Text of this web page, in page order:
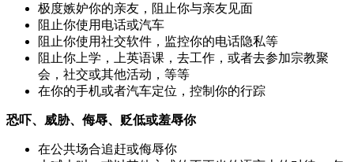
极度嫉妒你的亲友，阻止你与亲友见面
阻止你使用电话或汽车
阻止你使用社交软件，监控你的电话隐私等
阻止你上学，上英语课，去工作，或者去参加宗教聚
会，社交或其他活动，等等
在你的手机或者汽车定位，控制你的行踪
恐吓、威胁、侮辱、贬低或羞辱你
在公共场合追赶或侮辱你